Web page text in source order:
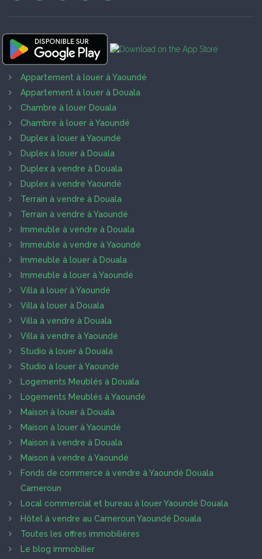
Appartement à louer à Yaoundé
Appartement à louer à Douala
Chambre à louer Douala
Chambre à louer à Yaoundé
Duplex à louer à Yaoundé
Duplex à louer à Douala
Duplex à vendre à Douala
Duplex à vendre Yaoundé
Terrain à vendre à Douala
Terrain à vendre à Yaoundé
Immeuble à vendre à Douala
Immeuble à vendre à Yaoundé
Immeuble à louer à Douala
Immeuble à louer à Yaoundé
Villa à louer à Yaoundé
Villa à louer à Douala
Villa à vendre à Douala
Villa à vendre à Yaoundé
Studio à louer à Douala
Studio à louer à Yaoundé
Logements Meublés à Douala
Logements Meublés à Yaoundé
Maison à louer à Douala
Maison à louer à Yaoundé
Maison à vendre à Douala
Maison à vendre à Yaoundé
Fonds de commerce à vendre à Yaoundé Douala
Cameroun
Local commercial et bureau à louer Yaoundé Douala
Hôtel à vendre au Cameroun Yaoundé Douala
Toutes les offres immobilières
Le blog immobilier